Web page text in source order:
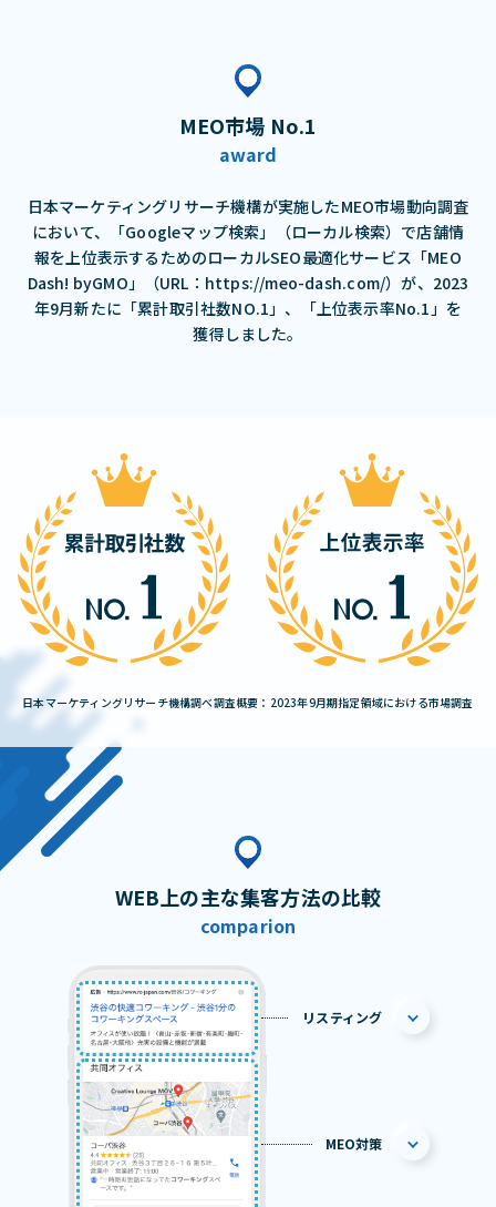
MEO市場 No.1
award
日本マーケティングリサーチ機構が実施したMEO市場動向調査
において、「Googleマップ検索」（ローカル検索）で店舗情
報を上位表示するためのローカルSEO最適化サービス「MEO
Dash! byGMO」（URL：https://meo-dash.com/）が、2023
年9月新たに「累計取引社数NO.1」、「上位表示率No.1」を
獲得しました。
日本マーケティングリサーチ機構調べ調査概要：2023年9月期指定領域における市場調査
WEB上の主な集客方法の比較
comparion
リスティング
MEO対策